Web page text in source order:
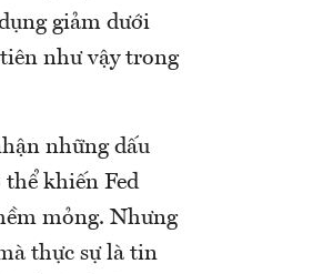
giảm dưới
như vậy trong
những dấu
khiến Fed
mỏng. Nhưng
thực sự là tin